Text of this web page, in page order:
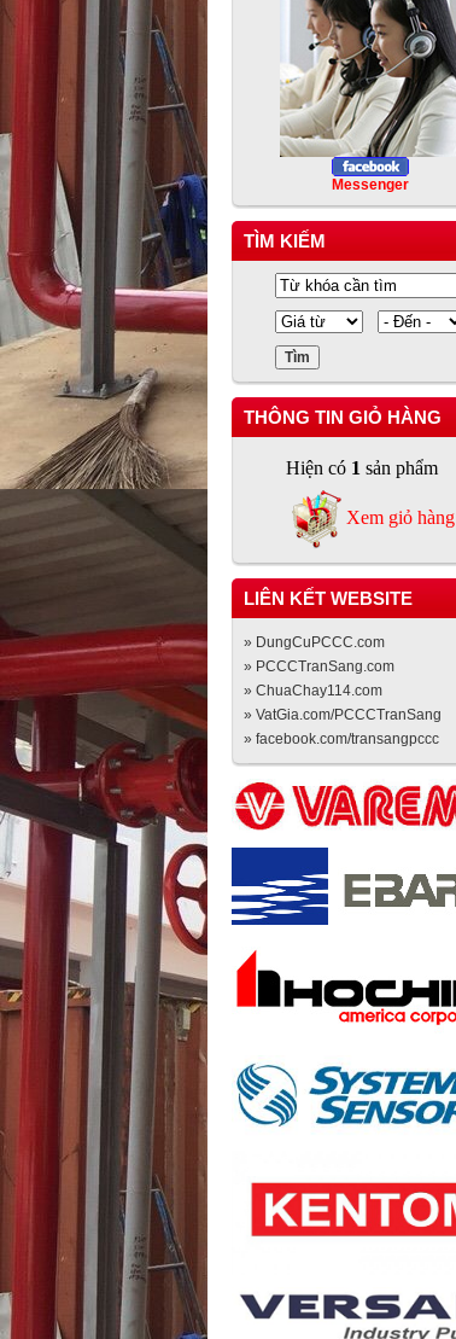
Messenger
TÌM KIẾM
THÔNG TIN GIỎ HÀNG
Hiện có 1 sản phẩm
Xem giỏ hàng
LIÊN KẾT WEBSITE
» DungCuPCCC.com
» PCCCTranSang.com
» ChuaChay114.com
» VatGia.com/PCCCTranSang
» facebook.com/transangpccc